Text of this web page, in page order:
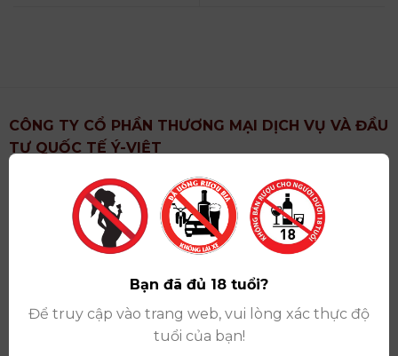
CÔNG TY CỔ PHẦN THƯƠNG MẠI DỊCH VỤ VÀ ĐẦU
TƯ QUỐC TẾ Ý-VIỆT
: Khu 6, Xã Hoài Đức, Thành Phố Hà Nội
Showroom: Số 09 Phố Liễu Giai, Phường Ngọc Hà,
Thành Phố Hà Nội
Giấy ĐKKD số: 0102751615 do Sở Tài Chính Thành
Phố Hà Nội cấp lần đầu ngày 07/05/2008,đăng ký
thay đổi lần thứ 17 ngày 06/08/2025
Giấy phép Phân Phối Rượu số : 529/GP-BCT do Bộ
Công Thương cấp ngày 14/11/2022
Bạn đã đủ 18 tuổi?
Để truy cập vào trang web, vui lòng xác thực độ
tuổi của bạn!